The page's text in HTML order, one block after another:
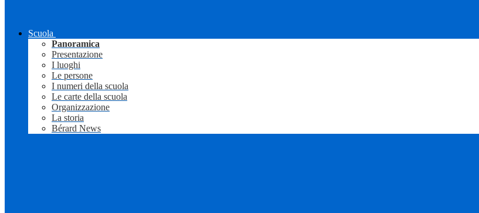
Scuola
Panoramica
Presentazione
I luoghi
Le persone
I numeri della scuola
Le carte della scuola
Organizzazione
La storia
Bérard News